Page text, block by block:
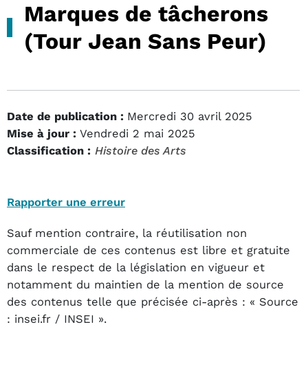
Marques de tâcherons
(Tour Jean Sans Peur)
Date de publication : Mercredi 30 avril 2025
Mise à jour : Vendredi 2 mai 2025
Classification : Histoire des Arts
Rapporter une erreur
Sauf mention contraire, la réutilisation non
commerciale de ces contenus est libre et gratuite
dans le respect de la législation en vigueur et
notamment du maintien de la mention de source
des contenus telle que précisée ci-après : « Source
: insei.fr / INSEI ».